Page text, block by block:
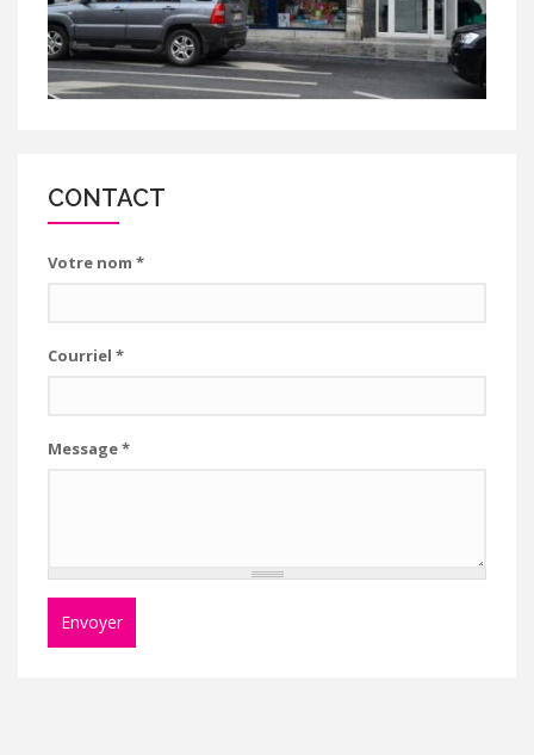
CONTACT
Votre nom *
Courriel *
Message*
Envoyer